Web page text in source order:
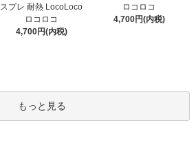
スプレ 耐熱 LocoLoco
ロコロコ
4,700円(内税)
ロコロコ
4,700円(内税)
もっと見る